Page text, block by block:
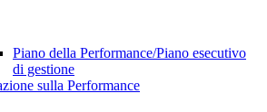
Piano della Performance/Piano esecutivo
di gestione
sulla Performance